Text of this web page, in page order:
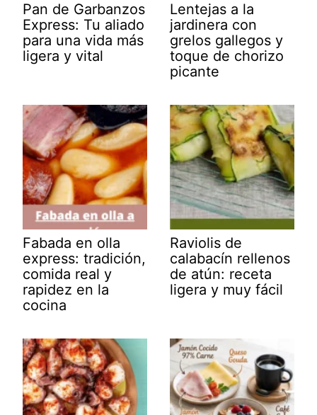
Pan de Garbanzos
Express: Tu aliado
para una vida más
ligera y vital
Lentejas a la
jardinera con
grelos gallegos y
toque de chorizo
picante
Fabada en olla
express: tradición,
comida real y
rapidez en la
cocina
Raviolis de
calabacín rellenos
de atún: receta
ligera y muy fácil